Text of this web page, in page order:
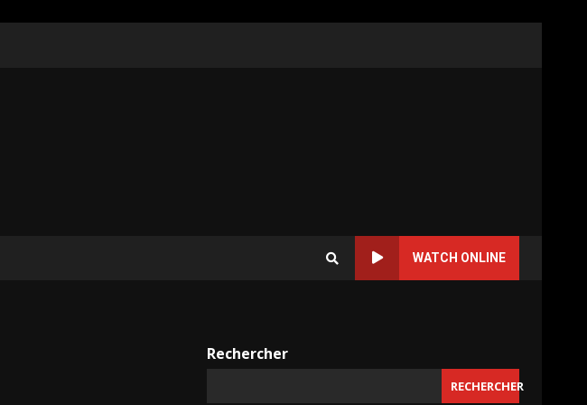
WATCH ONLINE
Rechercher
RECHERCHER